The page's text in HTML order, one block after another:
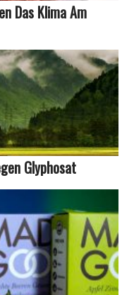
Das Klima Am
Glyphosat